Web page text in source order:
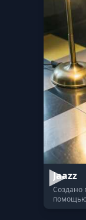
Jaazz
Создано